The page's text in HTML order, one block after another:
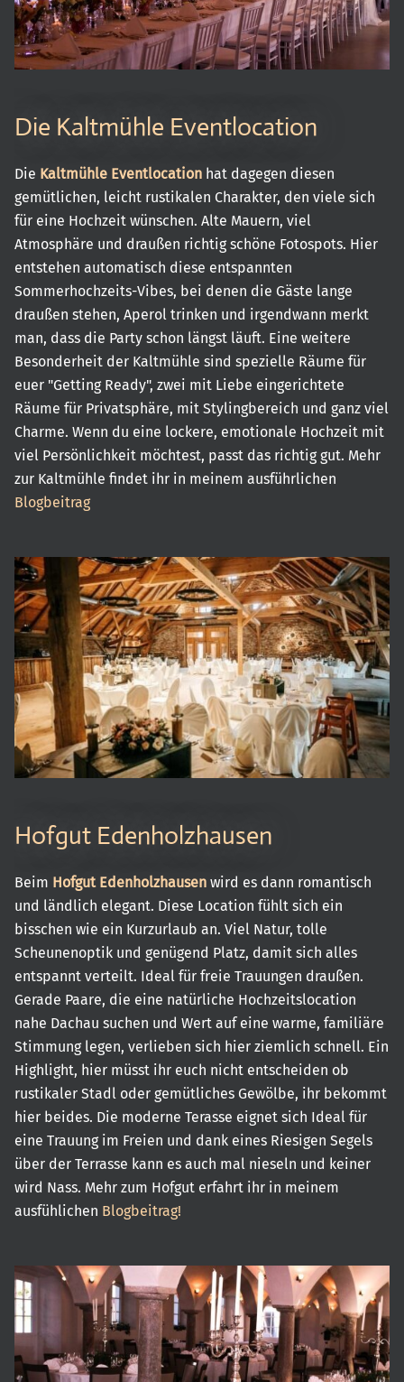
Die Kaltmühle Eventlocation
Die Kaltmühle Eventlocation hat dagegen diesen
gemütlichen, leicht rustikalen Charakter, den viele sich
für eine Hochzeit wünschen. Alte Mauern, viel
Atmosphäre und draußen richtig schöne Fotospots. Hier
entstehen automatisch diese entspannten
Sommerhochzeits-Vibes, bei denen die Gäste lange
draußen stehen, Aperol trinken und irgendwann merkt
man, dass die Party schon längst läuft. Eine weitere
Besonderheit der Kaltmühle sind spezielle Räume für
euer "Getting Ready", zwei mit Liebe eingerichtete
Räume für Privatsphäre, mit Stylingbereich und ganz viel
Charme. Wenn du eine lockere, emotionale Hochzeit mit
viel Persönlichkeit möchtest, passt das richtig gut. Mehr
zur Kaltmühle findet ihr in meinem ausführlichen
Blogbeitrag
Hofgut Edenholzhausen
Beim Hofgut Edenholzhausen wird es dann romantisch
und ländlich elegant. Diese Location fühlt sich ein
bisschen wie ein Kurzurlaub an. Viel Natur, tolle
Scheunenoptik und genügend Platz, damit sich alles
entspannt verteilt. Ideal für freie Trauungen draußen.
Gerade Paare, die eine natürliche Hochzeitslocation
nahe Dachau suchen und Wert auf eine warme, familiäre
Stimmung legen, verlieben sich hier ziemlich schnell. Ein
Highlight, hier müsst ihr euch nicht entscheiden ob
rustikaler Stadl oder gemütliches Gewölbe, ihr bekommt
hier beides. Die moderne Terasse eignet sich Ideal für
eine Trauung im Freien und dank eines Riesigen Segels
über der Terrasse kann es auch mal nieseln und keiner
wird Nass. Mehr zum Hofgut erfahrt ihr in meinem
ausfühlichen Blogbeitrag!